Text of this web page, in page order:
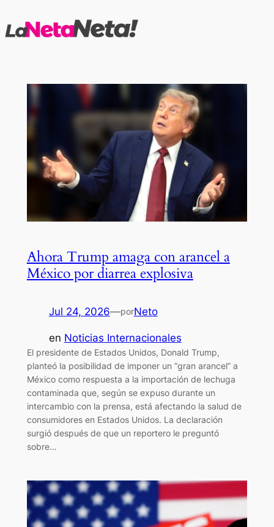
al
Ahora Trump amaga con arancel a
México por diarrea explosiva
Jul 24, 2026—porNeto
en Noticias Internacionales
El presidente de Estados Unidos, Donald Trump,
planteó la posibilidad de imponer un “gran arancel” a
México como respuesta a la importación de lechuga
contaminada que, según se expuso durante un
intercambio con la prensa, está afectando la salud de
consumidores en Estados Unidos. La declaración
surgió después de que un reportero le preguntó
sobre…